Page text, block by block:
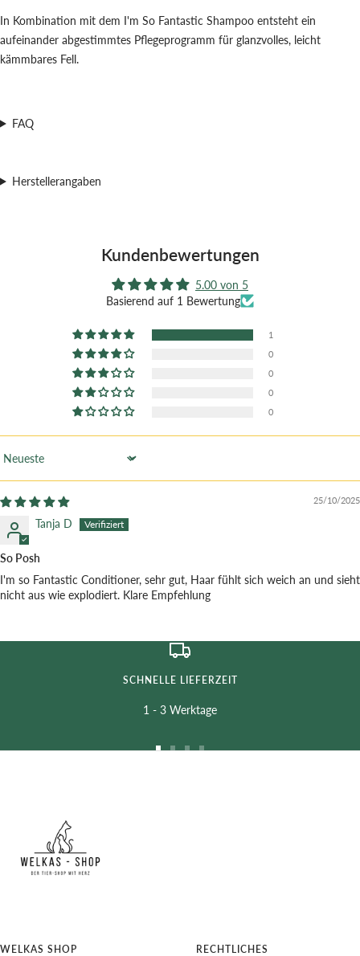
In Kombination mit dem I'm So Fantastic Shampoo entsteht ein
aufeinander abgestimmtes Pflegeprogramm für glanzvolles, leicht
kämmbares Fell.
FAQ
Herstellerangaben
Kundenbewertungen
5.00 von 5
Basierend auf 1 Bewertung
1
0
0
0
0
Sort by
25/10/2025
Tanja D
So Posh
I'm so Fantastic Conditioner, sehr gut, Haar fühlt sich weich an und sieht
nicht aus wie explodiert. Klare Empfehlung
SCHNELLE LIEFERZEIT
1 - 3 Werktage
WELKAS SHOP RECHTLICHES